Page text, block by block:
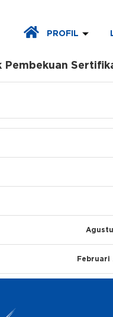
PROFIL
Pembekuan
Februari